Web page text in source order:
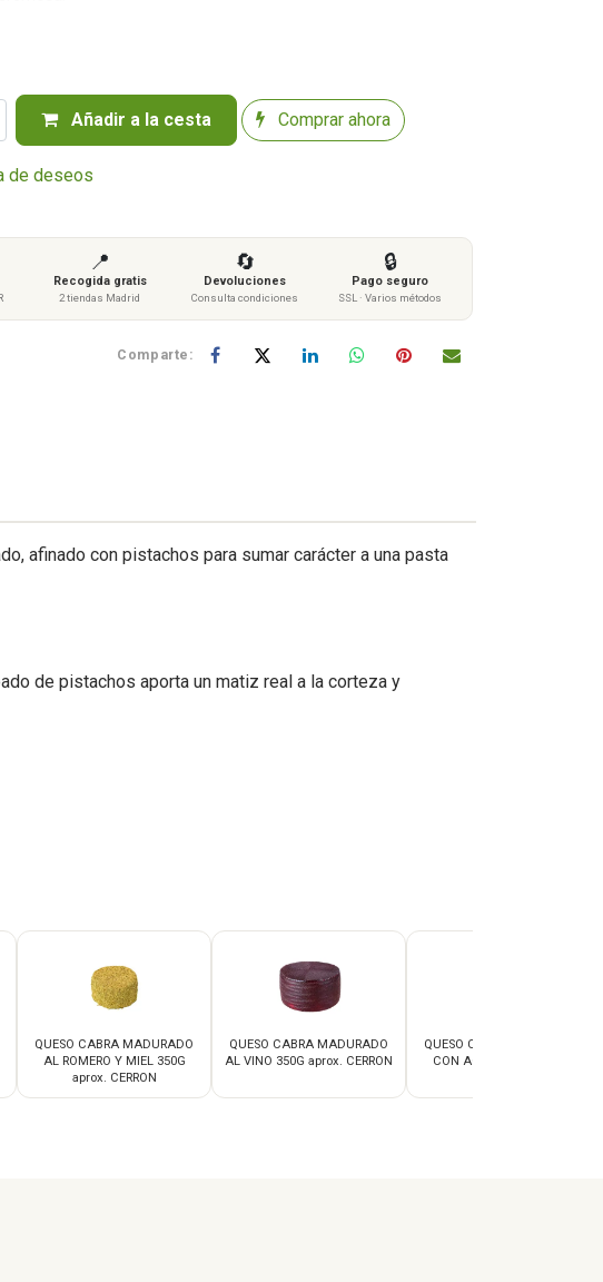
Añadir a la cesta Comprar ahora
de deseos
📍
Recogida gratis
2 tiendas Madrid
🔄
Devoluciones
Consulta condiciones
🔒
Pago seguro
SSL · Varios métodos
Comparte:
afinado con pistachos para sumar carácter a una pasta
de pistachos aporta un matiz real a la corteza y
QUESO CABRA MADURADO
AL ROMERO Y MIEL 350G
aprox. CERRON
QUESO CABRA MADURADO
AL VINO 350G aprox. CERRON
QUESO CABRA MADURADO
CON ACEITE 350G aprox.